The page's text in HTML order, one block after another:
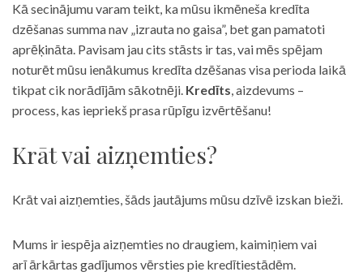
Kā secinājumu varam teikt, ka mūsu ikmēneša kredīta
dzēšanas summa nav „izrauta no gaisa”, bet gan pamatoti
aprēķināta. Pavisam jau cits stāsts ir tas, vai mēs spējam
noturēt mūsu ienākumus kredīta dzēšanas visa perioda laikā
tikpat cik norādījām sākotnēji. Kredīts, aizdevums –
process, kas iepriekš prasa rūpīgu izvērtēšanu!
Krāt vai aizņemties?
Krāt vai aizņemties, šāds jautājums mūsu dzīvē izskan bieži.
Mums ir iespēja aizņemties no draugiem, kaimiņiem vai
arī ārkārtas gadījumos vērsties pie kredītiestādēm.